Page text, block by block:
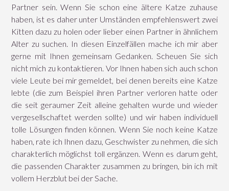
Partner sein. Wenn Sie schon eine ältere Katze zuhause
haben, ist es daher unter Umständen empfehlenswert zwei
Kitten dazu zu holen oder lieber einen Partner in ähnlichem
Alter zu suchen. In diesen Einzelfällen mache ich mir aber
gerne mit Ihnen gemeinsam Gedanken. Scheuen Sie sich
nicht mich zu kontaktieren. Vor Ihnen haben sich auch schon
viele Leute bei mir gemeldet, bei denen bereits eine Katze
lebte (die zum Beispiel ihren Partner verloren hatte oder
die seit geraumer Zeit alleine gehalten wurde und wieder
vergesellschaftet werden sollte) und wir haben individuell
tolle Lösungen finden können. Wenn Sie noch keine Katze
haben, rate ich Ihnen dazu, Geschwister zu nehmen, die sich
charakterlich möglichst toll ergänzen. Wenn es darum geht,
die passenden Charakter zusammen zu bringen, bin ich mit
vollem Herzblut bei der Sache.